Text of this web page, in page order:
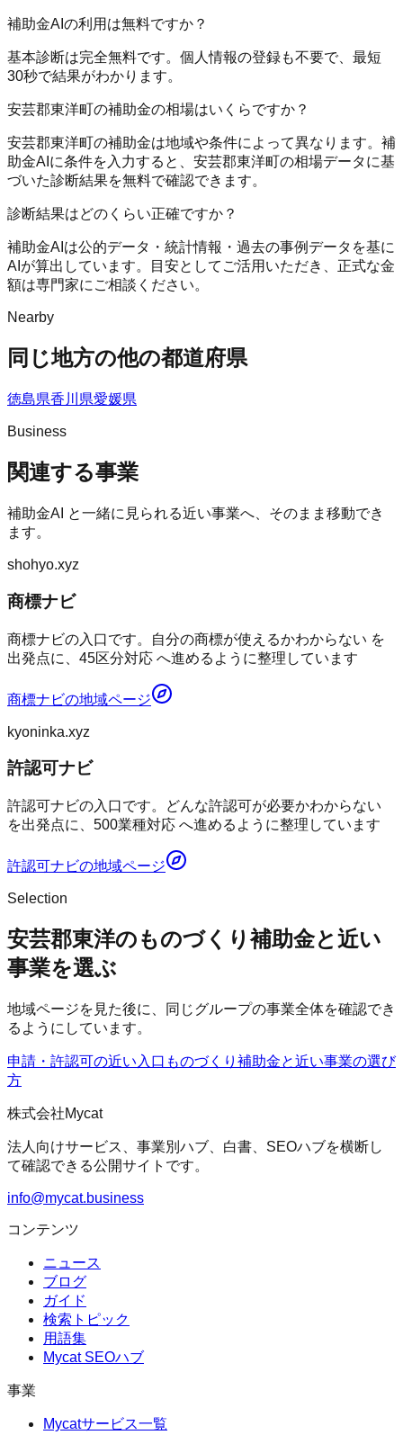
補助金AIの利用は無料ですか？
基本診断は完全無料です。個人情報の登録も不要で、最短
30秒で結果がわかります。
安芸郡東洋町の補助金の相場はいくらですか？
安芸郡東洋町の補助金は地域や条件によって異なります。補
助金AIに条件を入力すると、安芸郡東洋町の相場データに基
づいた診断結果を無料で確認できます。
診断結果はどのくらい正確ですか？
補助金AIは公的データ・統計情報・過去の事例データを基に
AIが算出しています。目安としてご活用いただき、正式な金
額は専門家にご相談ください。
Nearby
同じ地方の他の都道府県
徳島県香川県愛媛県
Business
関連する事業
補助金AI
と一緒に見られる近い事業へ、そのまま移動でき
ます。
shohyo.xyz
商標ナビ
商標ナビの入口です。自分の商標が使えるかわからない を
出発点に、45区分対応 へ進めるように整理しています
商標ナビの地域ページ
kyoninka.xyz
許認可ナビ
許認可ナビの入口です。どんな許認可が必要かわからない
を出発点に、500業種対応 へ進めるように整理しています
許認可ナビの地域ページ
Selection
安芸郡東洋のものづくり補助金と近い
事業を選ぶ
地域ページを見た後に、同じグループの事業全体を確認でき
るようにしています。
申請・許認可の近い入口 ものづくり補助金と近い事業の選び
方
株式会社Mycat
法人向けサービス、事業別ハブ、白書、SEOハブを横断し
て確認できる公開サイトです。
info@mycat.business
コンテンツ
ニュース
ブログ
ガイド
検索トピック
用語集
Mycat SEOハブ
事業
Mycatサービス一覧